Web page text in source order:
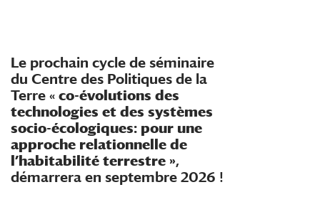
Le prochain cycle de séminaire
du Centre des Politiques de la
Terre « co-évolutions des
technologies et des systèmes
socio-écologiques: pour une
approche relationnelle de
l’habitabilité terrestre »,
démarrera en septembre 2026 !